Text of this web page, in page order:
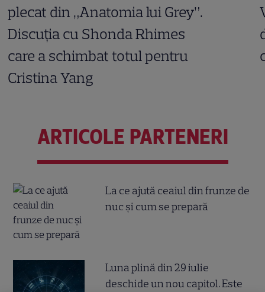
plecat din „Anatomia lui Grey”.
Discuția cu Shonda Rhimes
care a schimbat totul pentru
Cristina Yang
ARTICOLE PARTENERI
La ce ajută ceaiul din frunze de
nuc și cum se prepară
Luna plină din 29 iulie
deschide un nou capitol. Este